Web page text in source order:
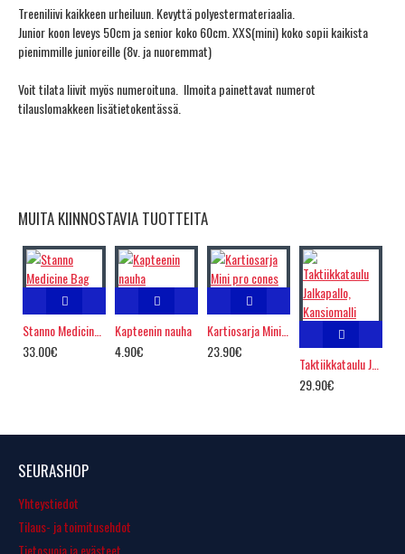
Treeniliivi kaikkeen urheiluun. Kevyttä polyestermateriaalia.
Junior koon leveys 50cm ja senior koko 60cm. XXS(mini) koko sopii kaikista
pienimmille junioreille (8v. ja nuoremmat)
Voit tilata liivit myös numeroituna. Ilmoita painettavat numerot
tilauslomakkeen lisätietokentässä.
MUITA KIINNOSTAVIA TUOTTEITA
33.00€
Kapteenin nauha
4.90€
Kartiosarja Mini pro cones
23.90€
Taktiikkataulu Jalkapallo, Kansiomalli
29.90€
SEURASHOP
Yhteystiedot
Tilaus- ja toimitusehdot
Tietosuoja ja evästeet